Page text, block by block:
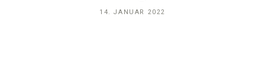
14. JANUAR 2022